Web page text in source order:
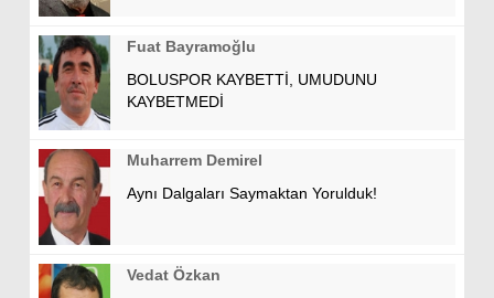
Fuat Bayramoğlu
BOLUSPOR KAYBETTİ, UMUDUNU
KAYBETMEDİ
Muharrem Demirel
Aynı Dalgaları Saymaktan Yorulduk!
Vedat Özkan